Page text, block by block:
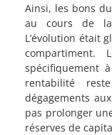
Ainsi, les bons
au cours de la
L’évolution était
compartiment.
spécifiquement
rentabilité
dégagements
pas prolonger
réserves de